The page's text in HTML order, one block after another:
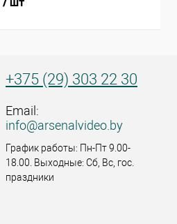
+375 (29) 303 22 30
Email:
info@arsenalvideo.by
График работы: Пн-Пт 9.00-
18.00. Выходные: Сб, Вс, гос.
праздники